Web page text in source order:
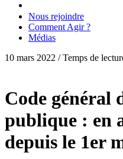
Nous rejoindre
Comment Agir ?
Médias
10 mars 2022 / Temps de
Code général
publique : en
depuis le 1er